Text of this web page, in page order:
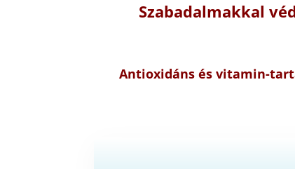
Szabadalmakkal
Antioxidáns és vitamin-